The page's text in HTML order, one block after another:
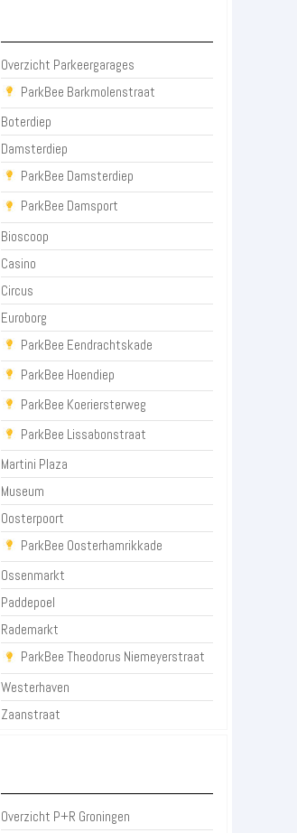
Overzicht Parkeergarages
ParkBee Barkmolenstraat
Boterdiep
Damsterdiep
ParkBee Damsterdiep
ParkBee Damsport
Bioscoop
Casino
Circus
Euroborg
ParkBee Eendrachtskade
ParkBee Hoendiep
ParkBee Koeriersterweg
ParkBee Lissabonstraat
Martini Plaza
Museum
Oosterpoort
ParkBee Oosterhamrikkade
Ossenmarkt
Paddepoel
Rademarkt
ParkBee Theodorus Niemeyerstraat
Westerhaven
Zaanstraat
Overzicht P+R Groningen